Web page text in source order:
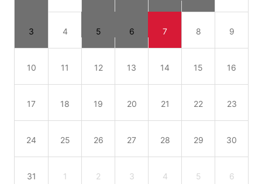
3 4 5 6 7 8 9
10 11 12 13 14 15 16
17 18 19 20 21 22 23
24 25 26 27 28 29 30
31 1 2 3 4 5 6